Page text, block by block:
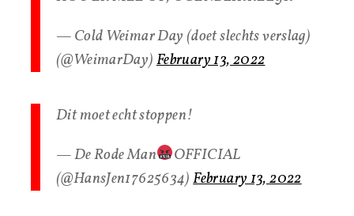
— Cold Weimar Day (doet slechts verslag)
(@WeimarDay)February 13, 2022
Dit moet echt stoppen!
— De Rode Man
OFFICIAL
(@HansJen17625634)February 13, 2022